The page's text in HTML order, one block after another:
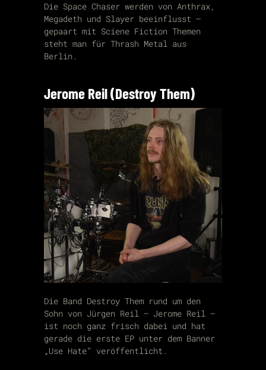
Die Space Chaser werden von Anthrax,
Megadeth und Slayer beeinflusst –
gepaart mit Sciene Fiction Themen
steht man für Thrash Metal aus
Berlin.
Jerome Reil (Destroy Them)
Die Band Destroy Them rund um den
Sohn von Jürgen Reil – Jerome Reil –
ist noch ganz frisch dabei und hat
gerade die erste EP unter dem Banner
„Use Hate“ veröffentlicht.